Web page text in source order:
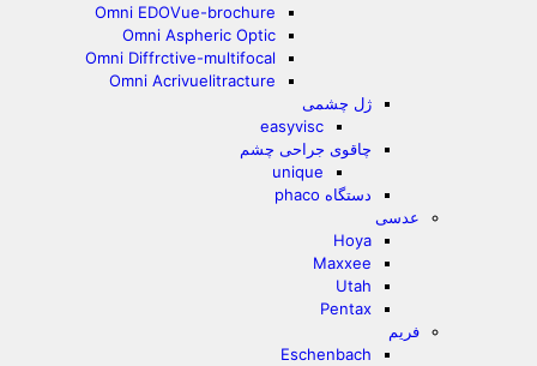
Omni EDOVue-brochure
Omni Aspheric Optic
Omni Diffrctive-multifocal
Omni Acrivuelitracture
ژل چشمی
easyvisc
چاقوی جراحی چشم
unique
دستگاه phaco
عدسی
Hoya
Maxxee
Utah
Pentax
فریم
Eschenbach